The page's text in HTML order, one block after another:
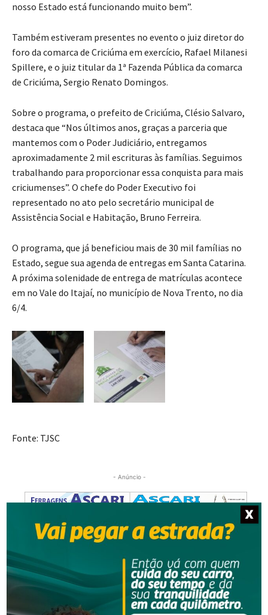
nosso Estado está funcionando muito bem”.
Também estiveram presentes no evento o juiz diretor do
foro da comarca de Criciúma em exercício, Rafael Milanesi
Spillere, e o juiz titular da 1ª Fazenda Pública da comarca
de Criciúma, Sergio Renato Domingos.
Sobre o programa, o prefeito de Criciúma, Clésio Salvaro,
destaca que “Nos últimos anos, graças a parceria que
mantemos com o Poder Judiciário, entregamos
aproximadamente 2 mil escrituras às famílias. Seguimos
trabalhando para proporcionar essa conquista para mais
criciumenses”. O chefe do Poder Executivo foi
representado no ato pelo secretário municipal de
Assistência Social e Habitação, Bruno Ferreira.
O programa, que já beneficiou mais de 30 mil famílias no
Estado, segue sua agenda de entregas em Santa Catarina.
A próxima solenidade de entrega de matrículas acontece
em no Vale do Itajaí, no município de Nova Trento, no dia
6/4.​
Fonte: TJSC
- Anúncio -
X